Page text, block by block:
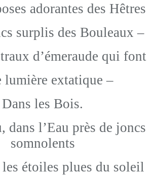
adorantes des Hêtres
surplis des Bouleaux –
d’émeraude qui font
lumière extatique –
Dans les Bois.
dans l’Eau près de joncs
somnolents
étoiles plues du soleil